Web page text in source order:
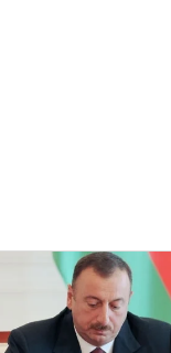
XİN rəhbərindən
layihəsi ilə bağlı
04.08.2026